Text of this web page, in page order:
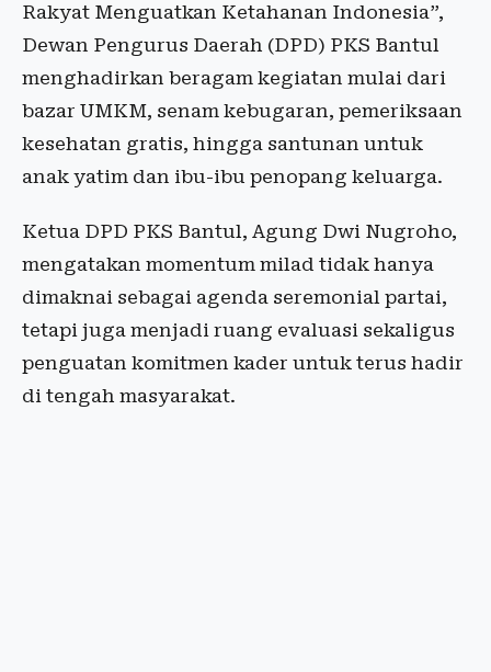
Rakyat Menguatkan Ketahanan Indonesia”,
Dewan Pengurus Daerah (DPD) PKS Bantul
menghadirkan beragam kegiatan mulai dari
bazar UMKM, senam kebugaran, pemeriksaan
kesehatan gratis, hingga santunan untuk
anak yatim dan ibu-ibu penopang keluarga.
Ketua DPD PKS Bantul, Agung Dwi Nugroho,
mengatakan momentum milad tidak hanya
dimaknai sebagai agenda seremonial partai,
tetapi juga menjadi ruang evaluasi sekaligus
penguatan komitmen kader untuk terus hadir
di tengah masyarakat.